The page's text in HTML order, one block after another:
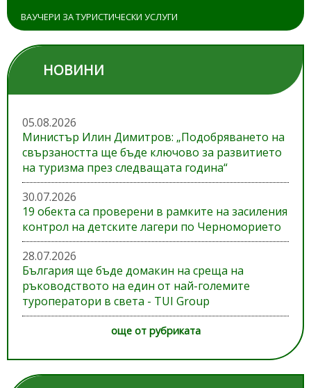
ВАУЧЕРИ ЗА ТУРИСТИЧЕСКИ УСЛУГИ
НОВИНИ
05.08.2026
Министър Илин Димитров: „Подобряването на
свързаността ще бъде ключово за развитието
на туризма през следващата година“
30.07.2026
19 обекта са проверени в рамките на засиления
контрол на детските лагери по Черноморието
28.07.2026
България ще бъде домакин на среща на
ръководството на един от най-големите
туроператори в света - TUI Group
още от рубриката